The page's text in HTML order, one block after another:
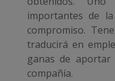
importantes de la
compromiso.
traducirá en
ganas de
compañía.